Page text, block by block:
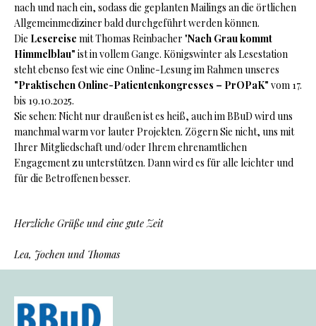
nach und nach ein, sodass die geplanten Mailings an die örtlichen
Allgemeinmediziner bald durchgeführt werden können.
Die Lesereise mit Thomas Reinbacher "Nach Grau kommt
Himmelblau" ist in vollem Gange. Königswinter als Lesestation
steht ebenso fest wie eine Online-Lesung im Rahmen unseres
"Praktischen Online-Patientenkongresses – PrOPaK" vom 17.
bis 19.10.2025.
Sie sehen: Nicht nur draußen ist es heiß, auch im BBuD wird uns
manchmal warm vor lauter Projekten. Zögern Sie nicht, uns mit
Ihrer Mitgliedschaft und/oder Ihrem ehrenamtlichen
Engagement zu unterstützen. Dann wird es für alle leichter und
für die Betroffenen besser.
Herzliche Grüße und eine gute Zeit
Lea, Jochen und Thomas